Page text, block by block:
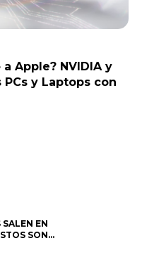
Apple? NVIDIA y
y Laptops con
EN
SON